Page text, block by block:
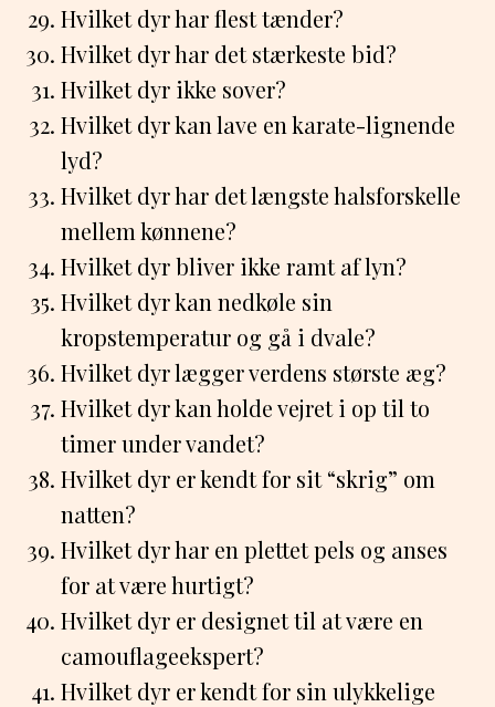
Hvilket dyr har flest tænder?
Hvilket dyr har det stærkeste bid?
Hvilket dyr ikke sover?
Hvilket dyr kan lave en karate-lignende
lyd?
Hvilket dyr har det længste halsforskelle
mellem kønnene?
Hvilket dyr bliver ikke ramt af lyn?
Hvilket dyr kan nedkøle sin
kropstemperatur og gå i dvale?
Hvilket dyr lægger verdens største æg?
Hvilket dyr kan holde vejret i op til to
timer under vandet?
Hvilket dyr er kendt for sit “skrig” om
natten?
Hvilket dyr har en plettet pels og anses
for at være hurtigt?
Hvilket dyr er designet til at være en
camouflageekspert?
Hvilket dyr er kendt for sin ulykkelige